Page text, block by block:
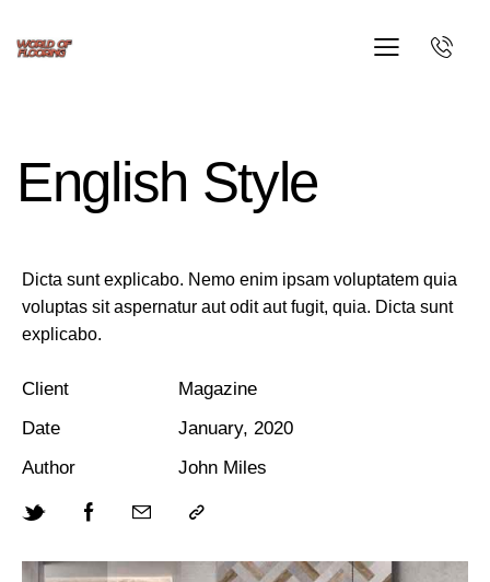
English Style
Dicta sunt explicabo. Nemo enim ipsam voluptatem quia
voluptas sit aspernatur aut odit aut fugit, quia. Dicta sunt
explicabo.
Client
Magazine
Date
January, 2020
Author
John Miles